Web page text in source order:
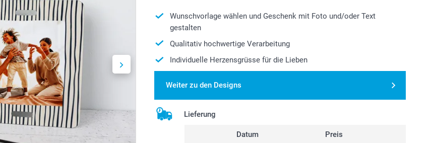
Wunschvorlage wählen und Geschenk mit Foto und/oder Text
gestalten
Qualitativ hochwertige Verarbeitung
Individuelle Herzensgrüsse für die Lieben
Weiter zu den Designs
Lieferung
Datum Preis